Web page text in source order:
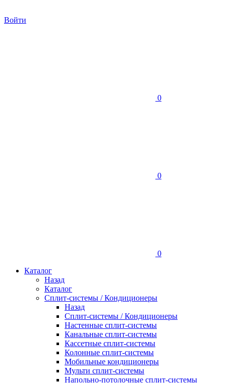
Войти
0
0
0
Каталог
Назад
Каталог
Сплит-системы / Кондиционеры
Назад
Сплит-системы / Кондиционеры
Настенные сплит-системы
Канальные сплит-системы
Кассетные сплит-системы
Колонные сплит-системы
Мобильные кондиционеры
Мульти сплит-системы
Напольно-потолочные сплит-системы